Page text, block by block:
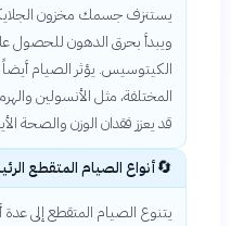
يستنزف جسمك مخزون
ويبدأ بحرق الدهون للحصول
الكيتوسيس. يؤثر الصيام
المختلفة، مثل الأنسولين
قد يعزز فقدان الوزن والصحة
🔄أنواع الصيام المتقطع
يتنوع الصيام المتقطع إلى